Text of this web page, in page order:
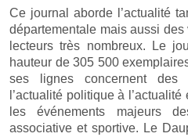
Ce journal aborde l’actualité
départementale mais aussi
lecteurs très nombreux. Le
hauteur de 305 500
ses lignes concernent
l’actualité politique à
les événements majeurs
associative et sportive. Le